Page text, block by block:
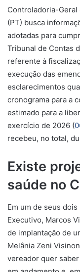
Controladoria-Geral
(PT) busca
adotadas para
Tribunal de Contas
referente à
execução das
esclarecimentos
cronograma para a
estimado para a
exercício de 2026 (
recebeu, no total,
Existe
saúde no
Em um de seus
Executivo, Marcos
de implantação de
Melânia Zeni
vereador quer